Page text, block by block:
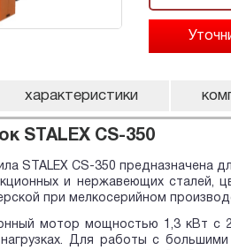
характеристики
STALEX CS-350
STALEX CS-350 предназначена
и нержавеющих сталей,
при мелкосерийном
мотор мощностью 1,3 кВт с
Для работы с